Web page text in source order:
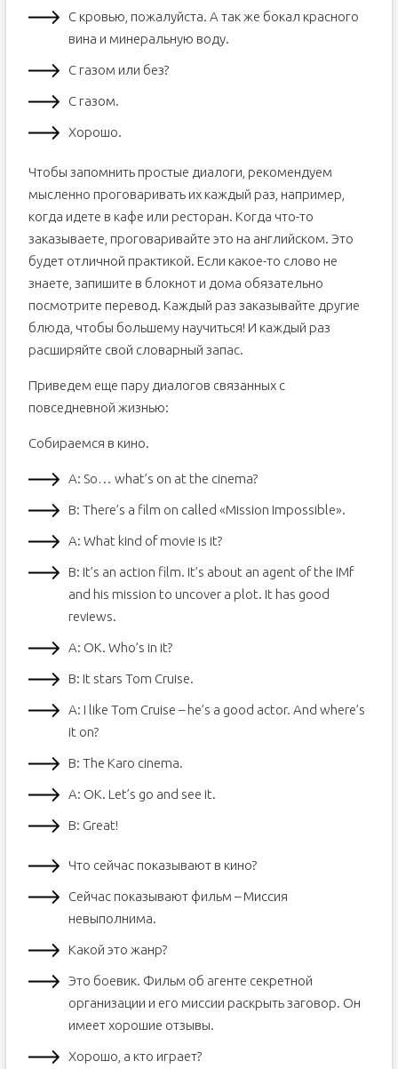
С кровью, пожалуйста. А так же бокал красного
вина и минеральную воду.
С газом или без?
С газом.
Хорошо.
Чтобы запомнить простые диалоги, рекомендуем
мысленно проговаривать их каждый раз, например,
когда идете в кафе или ресторан. Когда что-то
заказываете, проговаривайте это на английском. Это
будет отличной практикой. Если какое-то слово не
знаете, запишите в блокнот и дома обязательно
посмотрите перевод. Каждый раз заказывайте другие
блюда, чтобы большему научиться! И каждый раз
расширяйте свой словарный запас.
Приведем еще пару диалогов связанных с
повседневной жизнью:
Собираемся в кино.
А: So… what’s on at the cinema?
B: There’s a film on called «Mission Impossible».
А: What kind of movie is it?
B: It’s an action film. It’s about an agent of the IMf
and his mission to uncover a plot. It has good
reviews.
А: OK. Who’s in it?
B: It stars Tom Cruise.
А: I like Tom Cruise – he’s a good actor. And where’s
it on?
B: The Karo cinema.
А: OK. Let’s go and see it.
B: Great!
Что сейчас показывают в кино?
Сейчас показывают фильм – Миссия
невыполнима.
Какой это жанр?
Это боевик. Фильм об агенте секретной
организации и его миссии раскрыть заговор. Он
имеет хорошие отзывы.
Хорошо, а кто играет?